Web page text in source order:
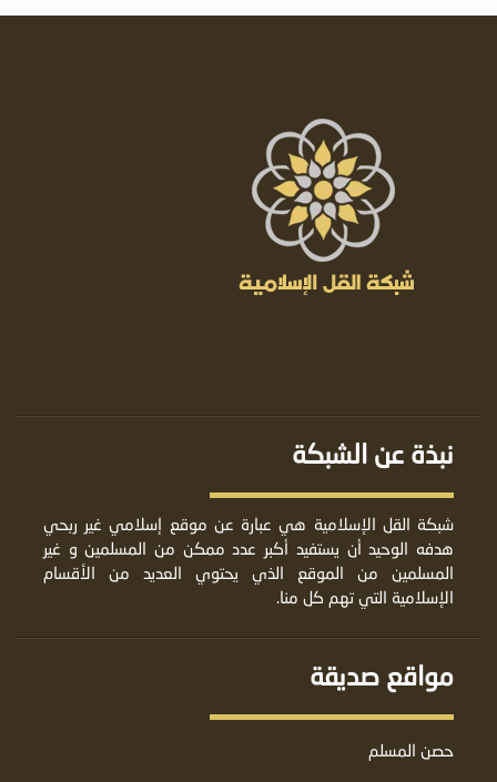
نبذة عن الشبكة
شبكة القل الإسلامية هي عبارة عن موقع إسلامي غير ربحي
هدفه الوحيد أن يستفيد أكبر عدد ممكن من المسلمين و غير
المسلمين من الموقع الذي يحتوي العديد من الأقسام
الإسلامية التي تهم كل منا.
مواقع صديقة
حصن المسلم